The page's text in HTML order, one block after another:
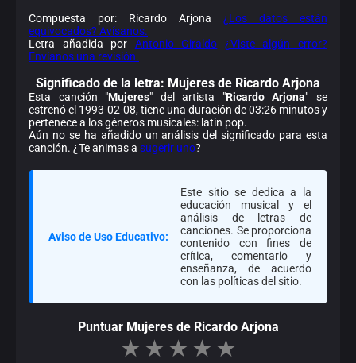
Compuesta por: Ricardo Arjona ¿Los datos están
equivocados? Avísanos.
Letra añadida por Antonio Giraldo
¿Viste algún error?
Envíanos una revisión.
Significado de la letra: Mujeres de Ricardo Arjona
Esta canción "Mujeres" del artista "Ricardo Arjona" se
estrenó el 1993-02-08, tiene una duración de 03:26 minutos y
pertenece a los géneros musicales: latin pop.
Aún no se ha añadido un análisis del significado para esta
canción. ¿Te animas a sugerir uno?
Aviso de Uso Educativo:
Este sitio se dedica a la
educación musical y el
análisis de letras de
canciones. Se proporciona
contenido con fines de
crítica, comentario y
enseñanza, de acuerdo
con las políticas del sitio.
Puntuar Mujeres de Ricardo Arjona
★ ★ ★ ★ ★